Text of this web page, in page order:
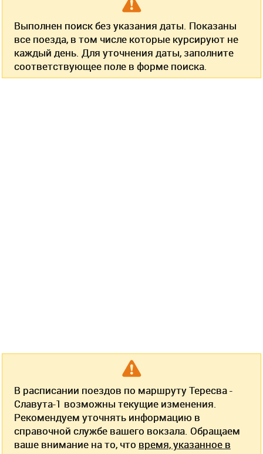
Выполнен поиск без указания даты. Показаны
все поезда, в том числе которые курсируют не
каждый день. Для уточнения даты, заполните
соответствующее поле в форме поиска.
В расписании поездов по маршруту Тересва -
Славута-1 возможны текущие изменения.
Рекомендуем уточнять информацию в
справочной службе вашего вокзала. Обращаем
ваше внимание на то, что время, указанное в